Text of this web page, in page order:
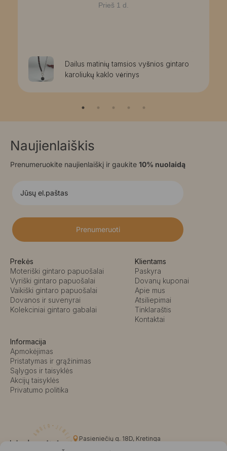
Prieš 1 d.
Dailus matinių tamsios vyšnios gintaro
karoliukų kaklo vėrinys
Naujienlaiškis
Prenumeruokite naujienlaiškį ir gaukite 10% nuolaidą
Prenumeruoti
Prekės
Moteriški gintaro papuošalai
Vyriški gintaro papuošalai
Vaikiški gintaro papuošalai
Dovanos ir suvenyrai
Kolekciniai gintaro gabalai
Klientams
Paskyra
Dovanų kuponai
Apie mus
Atsiliepimai
Tinklaraštis
Kontaktai
Informacija
Apmokėjimas
Pristatymas ir grąžinimas
Sąlygos ir taisyklės
Akcijų taisyklės
Privatumo politika
Pasieniečių g. 18D, Kretinga